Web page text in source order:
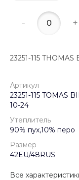
- +
23251-115
Артикул
23251-115 TOMAS
10-24
Утеплитель
90% пух,10% перо
Размер
42EU/48RUS
Все